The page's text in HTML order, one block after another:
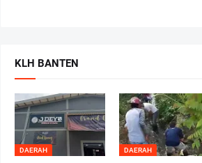
KLH BANTEN
DAERAH DAERAH